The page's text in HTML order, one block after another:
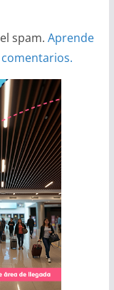
spam. Aprende